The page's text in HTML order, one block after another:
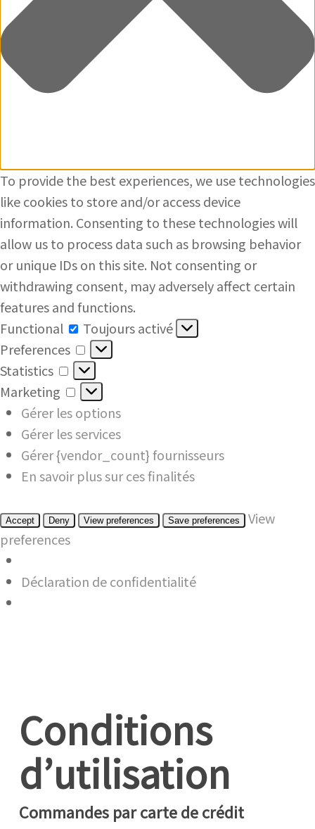
To provide the best experiences, we use technologies
like cookies to store and/or access device
information. Consenting to these technologies will
allow us to process data such as browsing behavior
or unique IDs on this site. Not consenting or
withdrawing consent, may adversely affect certain
features and functions.
Functional
Functional
Toujours activé
Preferences
Preferences
Statistics
Statistics
Marketing
Marketing
Gérer les options
Gérer les services
Gérer {vendor_count} fournisseurs
En savoir plus sur ces finalités
Accept Deny View preferences Save preferences
View
preferences
Déclaration de confidentialité
Conditions
d’utilisation
Commandes par carte de crédit